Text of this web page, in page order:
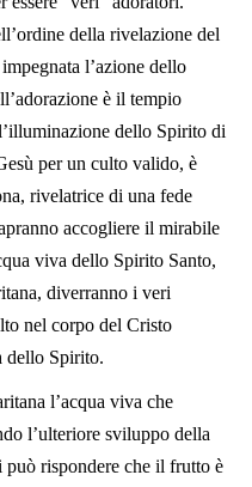
della rivelazione del
l’azione dello
è il tempio
dello Spirito di
per un culto valido, è
rivelatrice di una fede
accogliere il mirabile
viva dello Spirito Santo,
diverranno i veri
nel corpo del Cristo
dello Spirito.
l’acqua viva che
l’ulteriore sviluppo della
può rispondere che il frutto è